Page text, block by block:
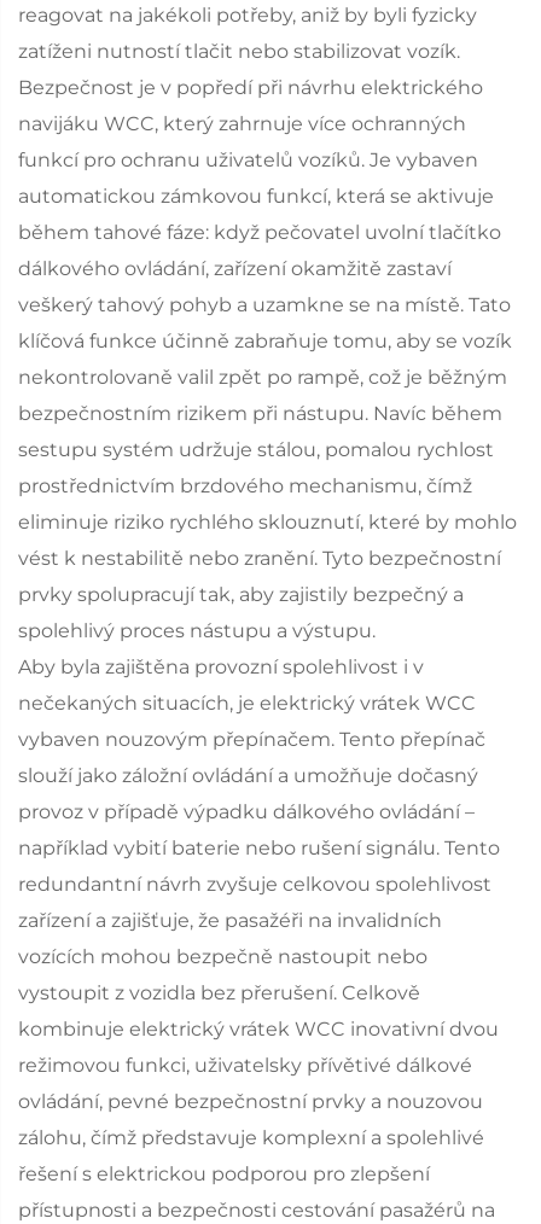
reagovat na jakékoli potřeby, aniž by byli fyzicky
zatíženi nutností tlačit nebo stabilizovat vozík.
Bezpečnost je v popředí při návrhu elektrického
navijáku WCC, který zahrnuje více ochranných
funkcí pro ochranu uživatelů vozíků. Je vybaven
automatickou zámkovou funkcí, která se aktivuje
během tahové fáze: když pečovatel uvolní tlačítko
dálkového ovládání, zařízení okamžitě zastaví
veškerý tahový pohyb a uzamkne se na místě. Tato
klíčová funkce účinně zabraňuje tomu, aby se vozík
nekontrolovaně valil zpět po rampě, což je běžným
bezpečnostním rizikem při nástupu. Navíc během
sestupu systém udržuje stálou, pomalou rychlost
prostřednictvím brzdového mechanismu, čímž
eliminuje riziko rychlého sklouznutí, které by mohlo
vést k nestabilitě nebo zranění. Tyto bezpečnostní
prvky spolupracují tak, aby zajistily bezpečný a
spolehlivý proces nástupu a výstupu.
Aby byla zajištěna provozní spolehlivost i v
nečekaných situacích, je elektrický vrátek WCC
vybaven nouzovým přepínačem. Tento přepínač
slouží jako záložní ovládání a umožňuje dočasný
provoz v případě výpadku dálkového ovládání –
například vybití baterie nebo rušení signálu. Tento
redundantní návrh zvyšuje celkovou spolehlivost
zařízení a zajišťuje, že pasažéři na invalidních
vozících mohou bezpečně nastoupit nebo
vystoupit z vozidla bez přerušení. Celkově
kombinuje elektrický vrátek WCC inovativní dvou
režimovou funkci, uživatelsky přívětivé dálkové
ovládání, pevné bezpečnostní prvky a nouzovou
zálohu, čímž představuje komplexní a spolehlivé
řešení s elektrickou podporou pro zlepšení
přístupnosti a bezpečnosti cestování pasažérů na